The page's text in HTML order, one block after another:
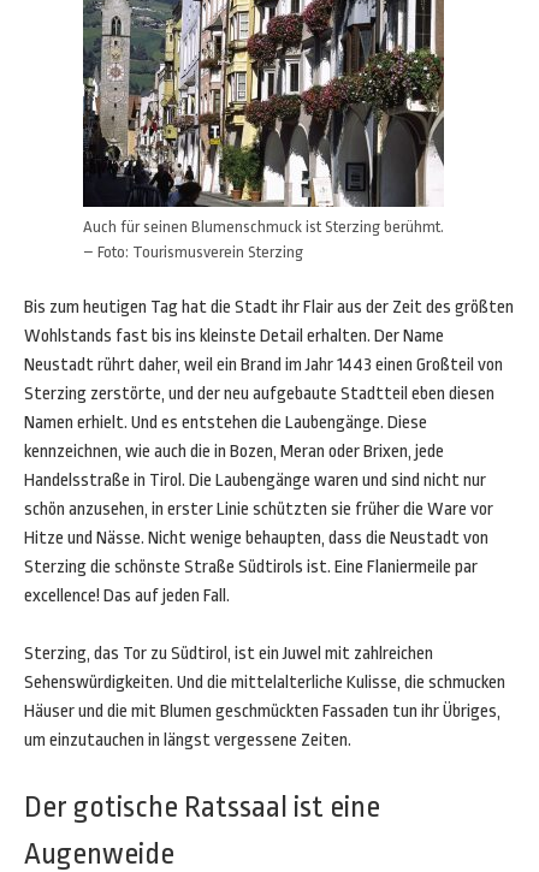
Auch für seinen Blumenschmuck ist Sterzing berühmt.
– Foto: Tourismusverein Sterzing
Bis zum heutigen Tag hat die Stadt ihr Flair aus der Zeit des größten
Wohlstands fast bis ins kleinste Detail erhalten. Der Name
Neustadt rührt daher, weil ein Brand im Jahr 1443 einen Großteil von
Sterzing zerstörte, und der neu aufgebaute Stadtteil eben diesen
Namen erhielt. Und es entstehen die Laubengänge. Diese
kennzeichnen, wie auch die in Bozen, Meran oder Brixen, jede
Handelsstraße in Tirol. Die Laubengänge waren und sind nicht nur
schön anzusehen, in erster Linie schützten sie früher die Ware vor
Hitze und Nässe. Nicht wenige behaupten, dass die Neustadt von
Sterzing die schönste Straße Südtirols ist. Eine Flaniermeile par
excellence! Das auf jeden Fall.
Sterzing, das Tor zu Südtirol, ist ein Juwel mit zahlreichen
Sehenswürdigkeiten. Und die mittelalterliche Kulisse, die schmucken
Häuser und die mit Blumen geschmückten Fassaden tun ihr Übriges,
um einzutauchen in längst vergessene Zeiten.
Der gotische Ratssaal ist eine
Augenweide